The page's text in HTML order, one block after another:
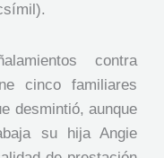
contra
cinco familiares
desmintió, aunque
su hija Angie